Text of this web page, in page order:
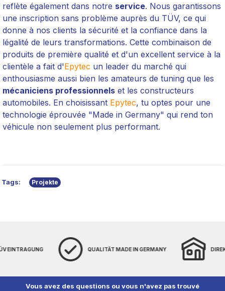
reflète également dans notre service. Nous garantissons
une inscription sans problème auprès du TÜV, ce qui
donne à nos clients la sécurité et la confiance dans la
légalité de leurs transformations. Cette combinaison de
produits de première qualité et d'un excellent service à la
clientèle a fait d'Epytec un leader du marché qui
enthousiasme aussi bien les amateurs de tuning que les
mécaniciens professionnels et les constructeurs
automobiles. En choisissant Epytec, tu optes pour une
technologie éprouvée "Made in Germany" qui rend ton
véhicule non seulement plus performant.
Tags: Projekte
IN GERMANY DIREKT VOM HERSTELLER
Vous avez des questions ou vous n'avez pas trouvé